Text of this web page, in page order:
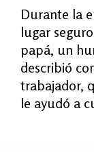
Durante la
lugar
papá, un
describió
trabajador,
le ayudó a